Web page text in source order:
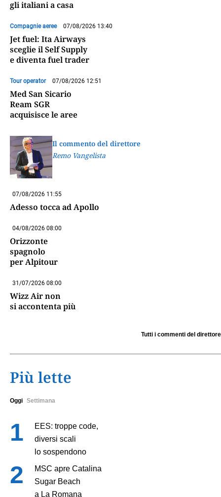
gli italiani a casa
Compagnie aeree 07/08/2026 13:40
Jet fuel: Ita Airways
sceglie il Self Supply
e diventa fuel trader
Tour operator 07/08/2026 12:51
Med San Sicario
Ream SGR
acquisisce le aree
Il commento del direttore
Remo Vangelista
07/08/2026 11:55
Adesso tocca ad Apollo
04/08/2026 08:00
Orizzonte
spagnolo
per Alpitour
31/07/2026 08:00
Wizz Air non
si accontenta più
Tutti i commenti del direttore
Più lette
Oggi Settimana
EES: troppe code,
diversi scali
lo sospendono
MSC apre Catalina
Sugar Beach
a La Romana